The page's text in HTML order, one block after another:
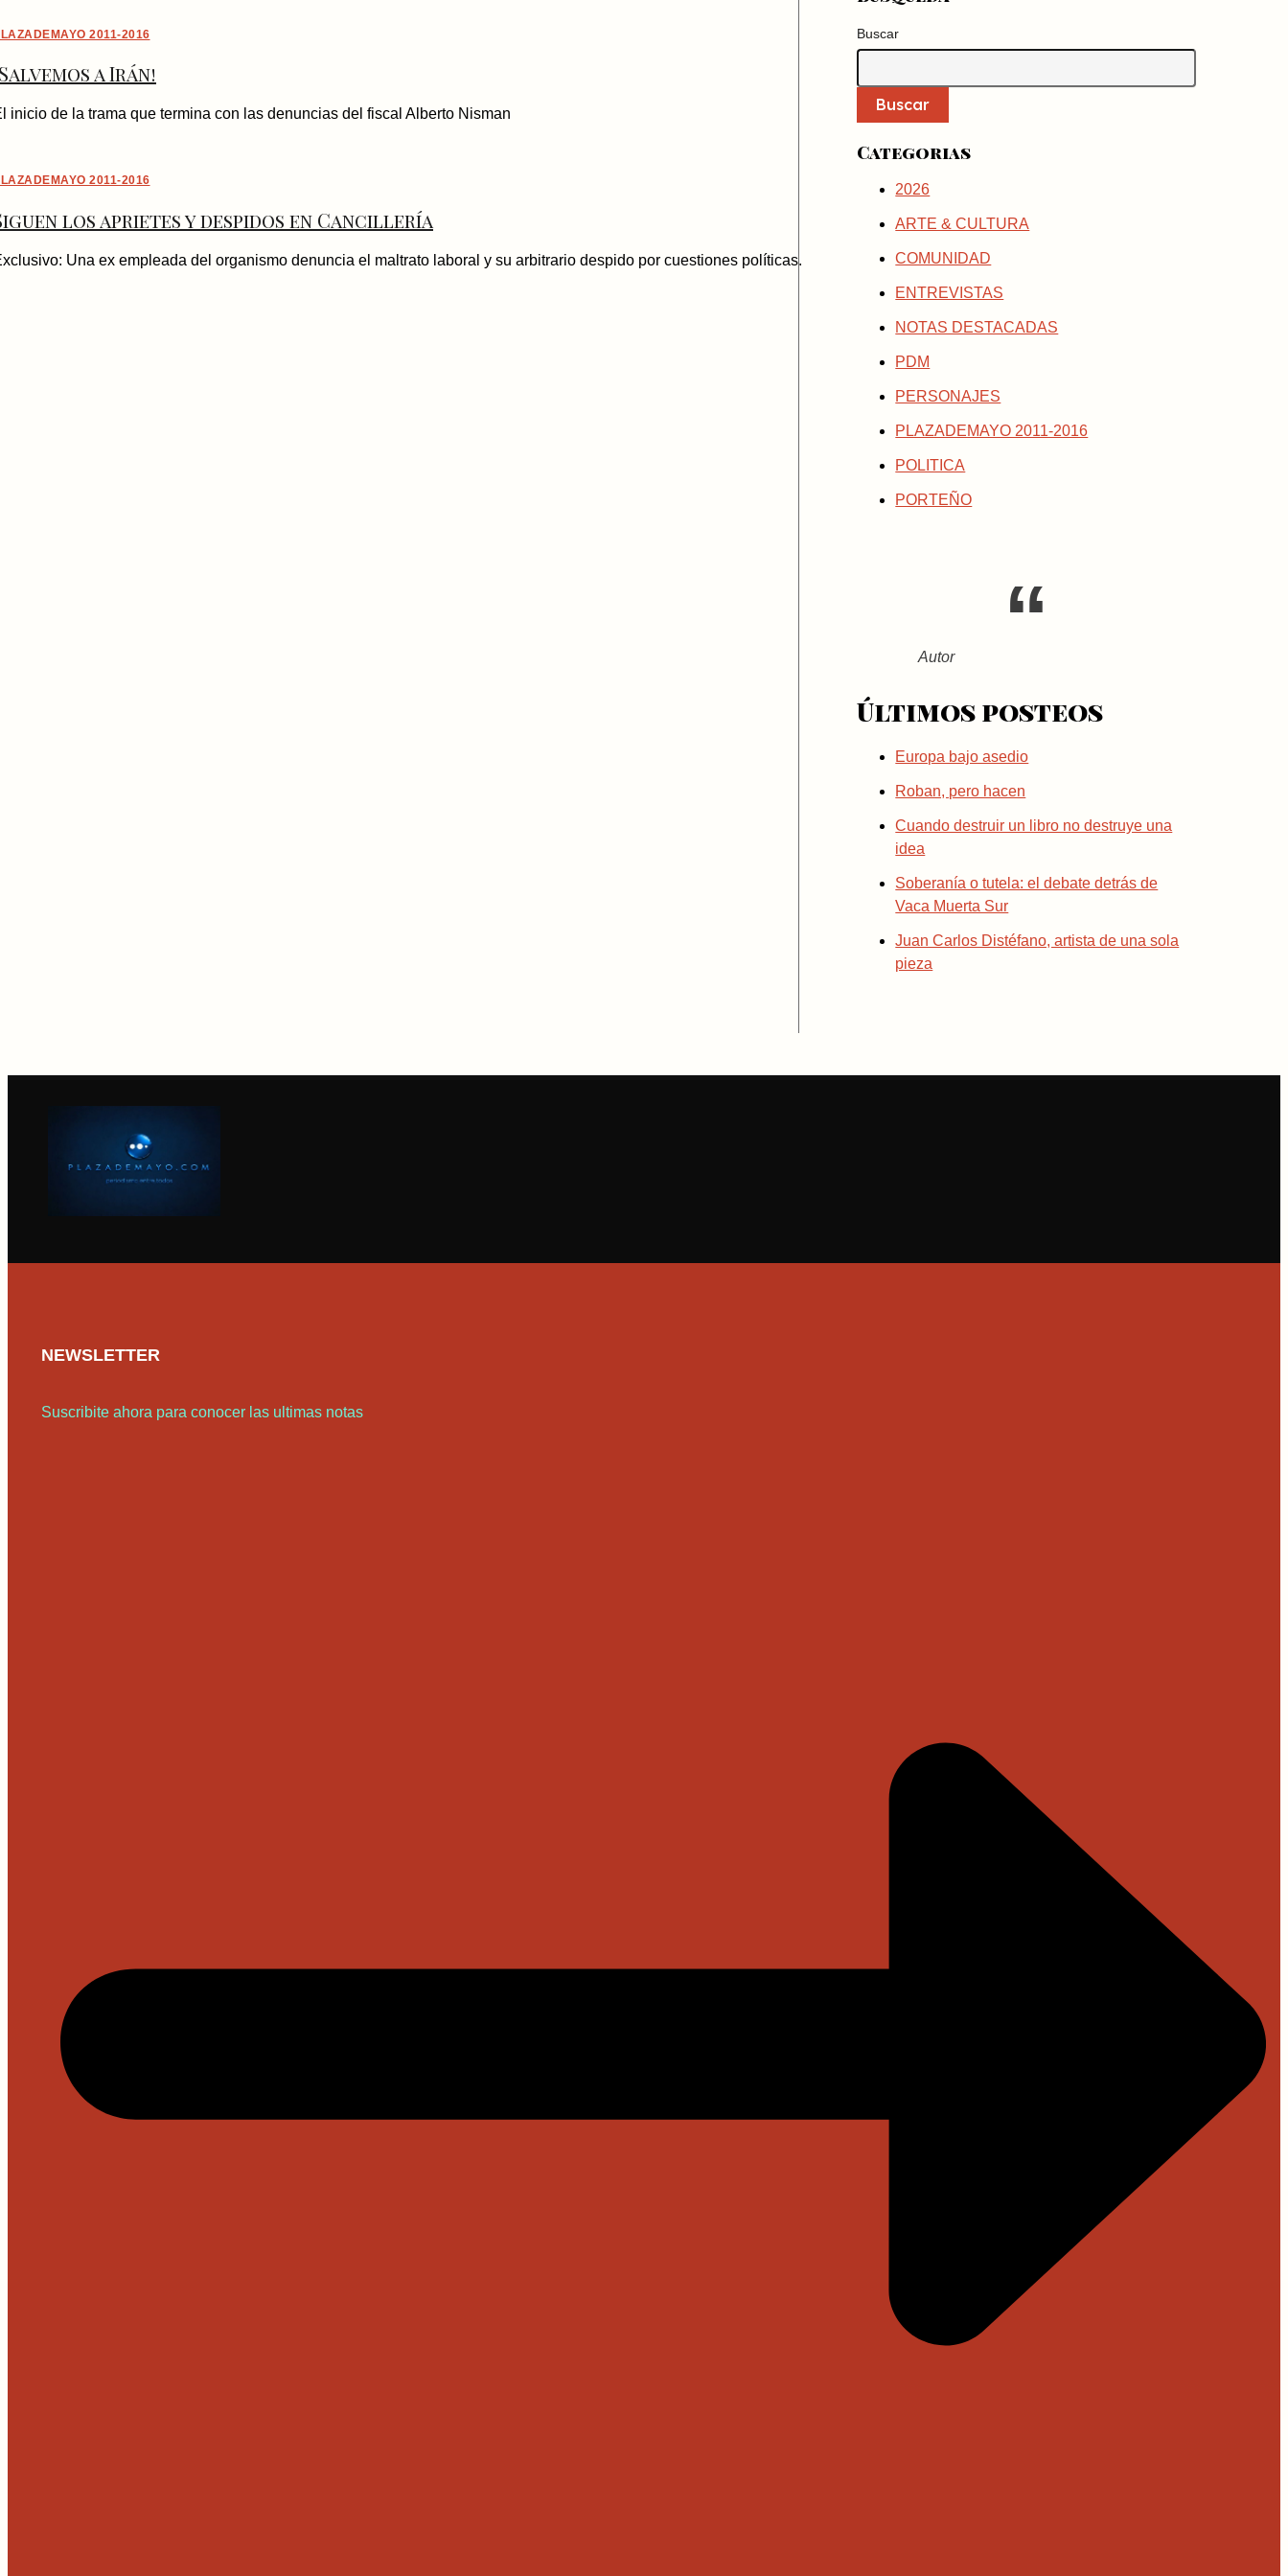
2011-2016
a Irán!
inicio de la trama que termina con las denuncias del fiscal Alberto Nisman
2011-2016
los aprietes y despidos en Cancillería
Una ex empleada del organismo denuncia el maltrato laboral y su arbitrario despido por cuestiones políticas.
Buscar
Buscar
Categorias
2026
ARTE & CULTURA
COMUNIDAD
ENTREVISTAS
NOTAS DESTACADAS
PDM
PERSONAJES
PLAZADEMAYO 2011-2016
POLITICA
PORTEÑO
Autor
Últimos posteos
Europa bajo asedio
Roban, pero hacen
Cuando destruir un libro no destruye una
idea
Soberanía o tutela: el debate detrás de
Vaca Muerta Sur
Juan Carlos Distéfano, artista de una sola
pieza
NEWSLETTER
Suscribite ahora para conocer las ultimas notas